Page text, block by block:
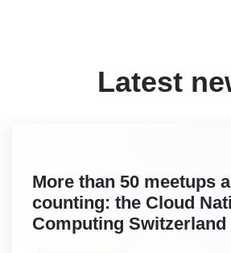
Latest
More than 50 meetups
counting: the Cloud
Computing Switzerland